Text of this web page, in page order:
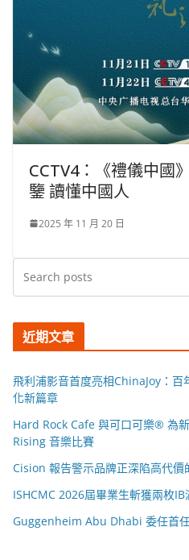
CCTV4：《禮儀中國
鑒 讀懂中國人
2025 年 11 月 20 日
近期文章
飛利浦影音首度亮相ChinaJoy：
化新篇章
Hard Rock Cafe 與可口可樂® 為
Rising 音樂比賽
Cision 報告警示品牌正深陷高代價
ISHCMC 2026屆畢業生斬獲兩枚
Guggenheim Abu Dhabi 委任首